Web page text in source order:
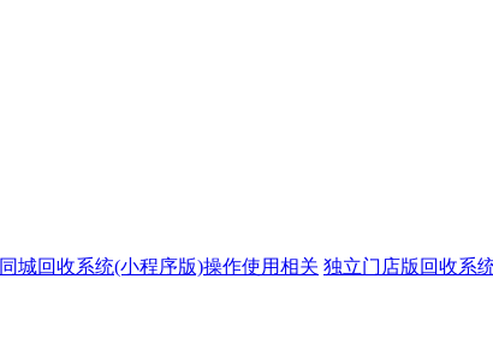
同城回收系统(小程序版)操作使用相关 独立门店版回收系